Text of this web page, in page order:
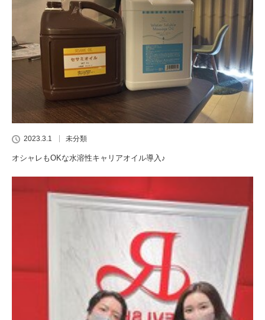
2023.3.1 未分類
オシャレもOKな水溶性キャリアオイル導入♪